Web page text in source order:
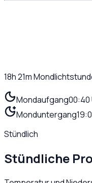
18h 21m
Mondaufgang00:40
Monduntergang
Stündlich
Stündliche